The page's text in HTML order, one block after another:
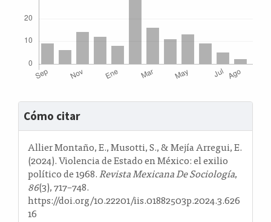
Detalles
del
artículo
Cómo citar
Allier Montaño, E., Musotti, S., & Mejía Arregui, E.
(2024). Violencia de Estado en México: el exilio
político de 1968.Revista Mexicana De Sociología,
86(3), 717–748.
https://doi.org/10.22201/iis.01882503p.2024.3.626
16